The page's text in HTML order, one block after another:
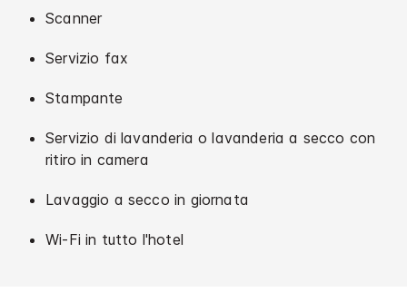
Scanner
Servizio fax
Stampante
Servizio di lavanderia o lavanderia a secco con
ritiro in camera
Lavaggio a secco in giornata
Wi-Fi in tutto l'hotel